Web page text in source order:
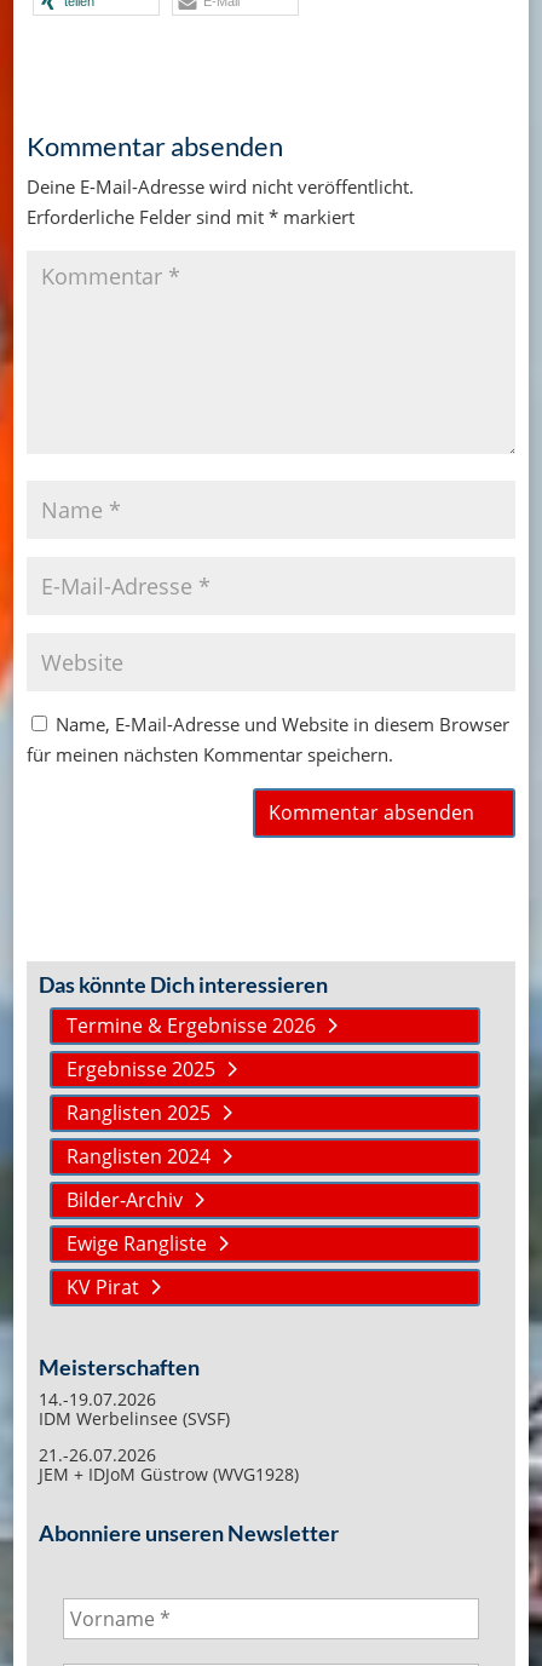
Kommentar absenden
Deine E-Mail-Adresse wird nicht veröffentlicht.
Erforderliche Felder sind mit *markiert
Name, E-Mail-Adresse und Website in diesem Browser
für meinen nächsten Kommentar speichern.
Das könnte Dich interessieren
Termine & Ergebnisse 2026
Ergebnisse 2025
Ranglisten 2025
Ranglisten 2024
Bilder-Archiv
Ewige Rangliste
KV Pirat
Meisterschaften
14.-19.07.2026
IDM Werbelinsee (SVSF)
21.-26.07.2026
JEM + IDJoM Güstrow (WVG1928)
Abonniere unseren Newsletter